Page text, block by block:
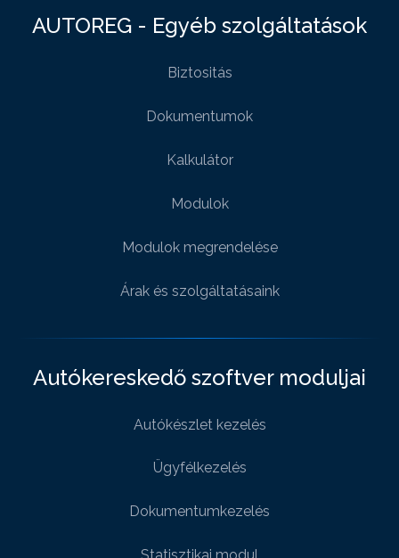
AUTOREG - Egyéb szolgáltatások
Biztositás
Dokumentumok
Kalkulátor
Modulok
Modulok megrendelése
Árak és szolgáltatásaink
Autókereskedő szoftver moduljai
Autókészlet kezelés
Ügyfélkezelés
Dokumentumkezelés